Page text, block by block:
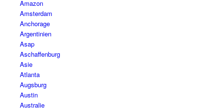
Amazon
Amsterdam
Anchorage
Argentinien
Asap
Aschaffenburg
Asie
Atlanta
Augsburg
Austin
Australie